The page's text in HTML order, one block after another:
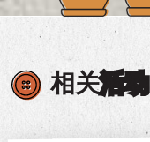
相关活动